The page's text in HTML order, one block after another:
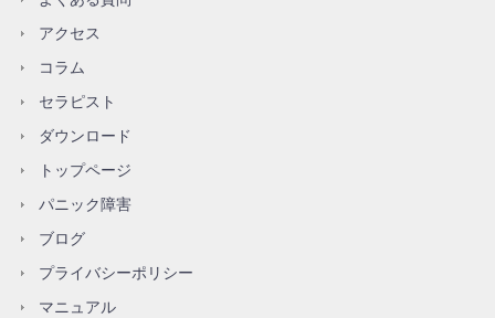
アクセス
コラム
セラピスト
ダウンロード
トップページ
パニック障害
ブログ
プライバシーポリシー
マニュアル